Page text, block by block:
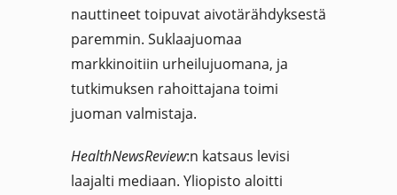
nauttineet toipuvat aivotärähdyksestä
paremmin. Suklaajuomaa
markkinoitiin urheilujuomana, ja
tutkimuksen rahoittajana toimi
juoman valmistaja.
HealthNewsReview:n katsaus levisi
laajalti mediaan. Yliopisto aloitti